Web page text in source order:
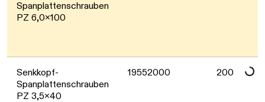
Spanplattenschrauben
PZ 6,0x100
Senkkopf-
Spanplattenschrauben
PZ 3,5x40
19552000 200